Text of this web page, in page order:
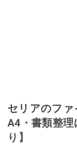
セリアのファ
A4・書類整
り】